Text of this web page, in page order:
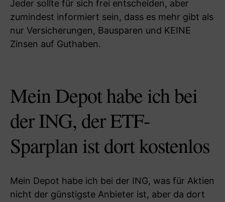
Jeder sollte für sich frei entscheiden, aber
zumindest informiert sein, dass es mehr gibt als
nur Versicherungen, Bausparen und KEINE
Zinsen auf Guthaben.
Mein Depot habe ich bei
der ING, der ETF-
Sparplan ist dort kostenlos
Mein Depot habe ich bei der ING, was für Aktien
nicht der günstigste Anbieter ist, aber da dort